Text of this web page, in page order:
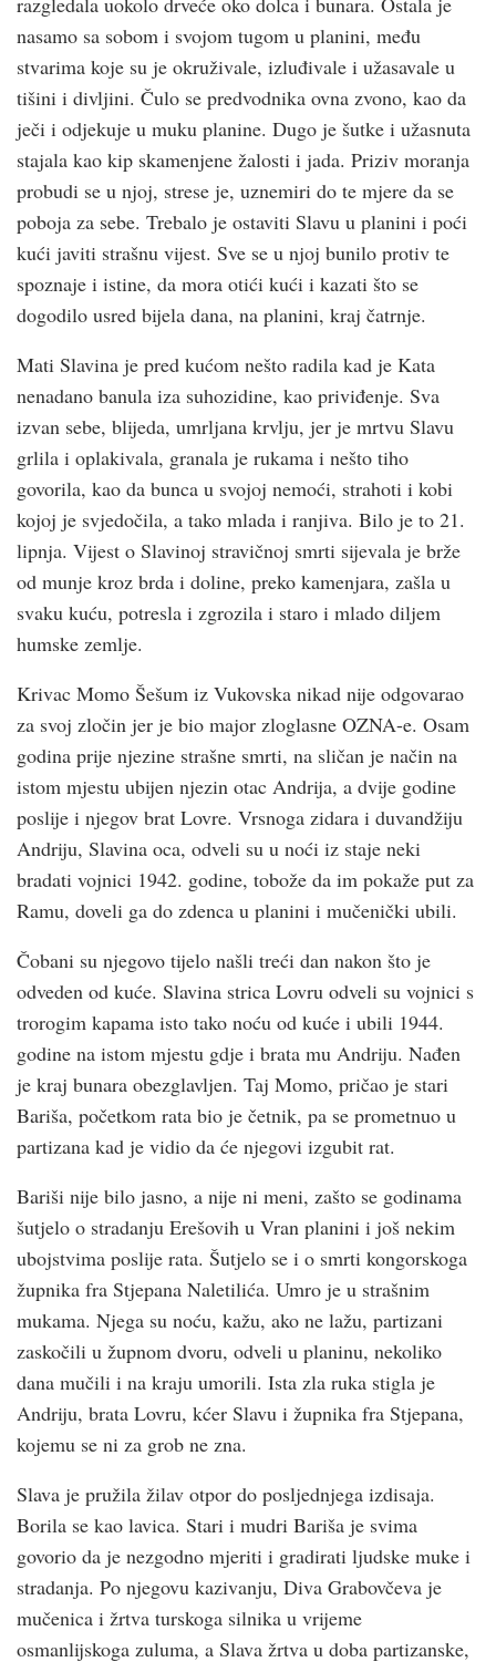
nasamo sa sobom i svojom tugom u planini, među
stvarima koje su je okruživale, izluđivale i užasavale u
tišini i divljini. Čulo se predvodnika ovna zvono, kao da
ječi i odjekuje u muku planine. Dugo je šutke i užasnuta
stajala kao kip skamenjene žalosti i jada. Priziv moranja
probudi se u njoj, strese je, uznemiri do te mjere da se
poboja za sebe. Trebalo je ostaviti Slavu u planini i poći
kući javiti strašnu vijest. Sve se u njoj bunilo protiv te
spoznaje i istine, da mora otići kući i kazati što se
dogodilo usred bijela dana, na planini, kraj čatrnje.
Mati Slavina je pred kućom nešto radila kad je Kata
nenadano banula iza suhozidine, kao priviđenje. Sva
izvan sebe, blijeda, umrljana krvlju, jer je mrtvu Slavu
grlila i oplakivala, granala je rukama i nešto tiho
govorila, kao da bunca u svojoj nemoći, strahoti i kobi
kojoj je svjedočila, a tako mlada i ranjiva. Bilo je to 21.
lipnja. Vijest o Slavinoj stravičnoj smrti sijevala je brže
od munje kroz brda i doline, preko kamenjara, zašla u
svaku kuću, potresla i zgrozila i staro i mlado diljem
humske zemlje.
Krivac Momo Šešum iz Vukovska nikad nije odgovarao
za svoj zločin jer je bio major zloglasne OZNA-e. Osam
godina prije njezine strašne smrti, na sličan je način na
istom mjestu ubijen njezin otac Andrija, a dvije godine
poslije i njegov brat Lovre. Vrsnoga zidara i duvandžiju
Andriju, Slavina oca, odveli su u noći iz staje neki
bradati vojnici 1942. godine, tobože da im pokaže put za
Ramu, doveli ga do zdenca u planini i mučenički ubili.
Čobani su njegovo tijelo našli treći dan nakon što je
odveden od kuće. Slavina strica Lovru odveli su vojnici s
trorogim kapama isto tako noću od kuće i ubili 1944.
godine na istom mjestu gdje i brata mu Andriju. Nađen
je kraj bunara obezglavljen. Taj Momo, pričao je stari
Bariša, početkom rata bio je četnik, pa se prometnuo u
partizana kad je vidio da će njegovi izgubit rat.
Bariši nije bilo jasno, a nije ni meni, zašto se godinama
šutjelo o stradanju Erešovih u Vran planini i još nekim
ubojstvima poslije rata. Šutjelo se i o smrti kongorskoga
župnika fra Stjepana Naletilića. Umro je u strašnim
mukama. Njega su noću, kažu, ako ne lažu, partizani
zaskočili u župnom dvoru, odveli u planinu, nekoliko
dana mučili i na kraju umorili. Ista zla ruka stigla je
Andriju, brata Lovru, kćer Slavu i župnika fra Stjepana,
kojemu se ni za grob ne zna.
Slava je pružila žilav otpor do posljednjega izdisaja.
Borila se kao lavica. Stari i mudri Bariša je svima
govorio da je nezgodno mjeriti i gradirati ljudske muke i
stradanja. Po njegovu kazivanju, Diva Grabovčeva je
mučenica i žrtva turskoga silnika u vrijeme
osmanlijskoga zuluma, a Slava žrtva u doba partizanske,